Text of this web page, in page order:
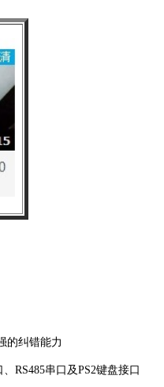
的纠错能力
、RS485串口及PS2键盘接口